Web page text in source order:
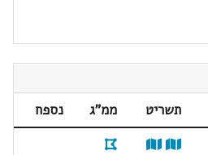
תשריט ממ"ג
נספח